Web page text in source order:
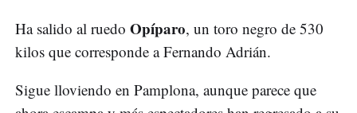
Ha salido al ruedo Opíparo, un toro negro de 530
kilos que corresponde a Fernando Adrián.
Sigue lloviendo en Pamplona, aunque parece que